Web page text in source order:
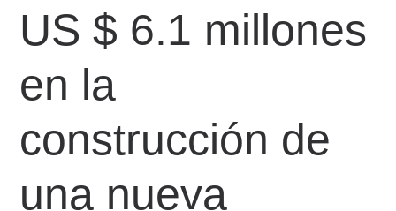
US $ 6.1 millones
en la
construcción de
una nueva